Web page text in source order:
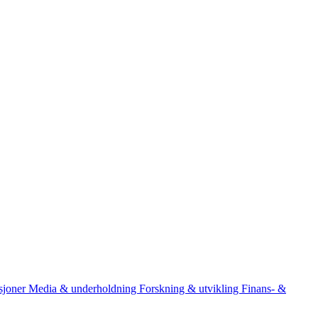
Media & underholdning Forskning & utvikling Finans- &